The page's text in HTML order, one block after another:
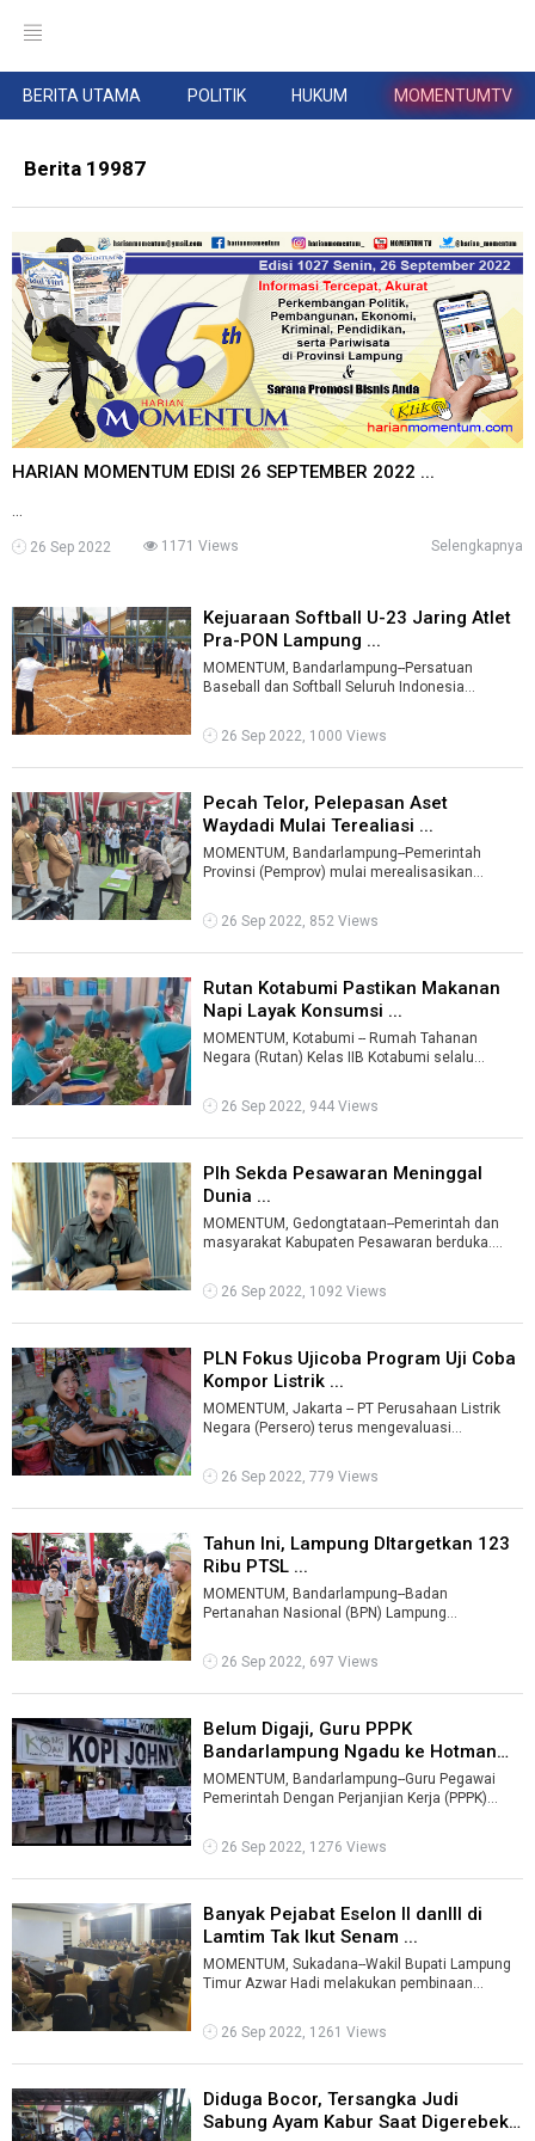
BERITA UTAMA POLITIK HUKUM MOMENTUMTV
Berita 19987
HARIAN MOMENTUM EDISI 26 SEPTEMBER 2022 ...
26 Sep 2022 1171 Views Selengkapnya
Kejuaraan Softball U-23 Jaring Atlet
Pra-PON Lampung ...
MOMENTUM, Bandarlampung--Persatuan
Baseball dan Softball Seluruh Indonesia
klu ...
26 Sep 2022, 1000 Views
Pecah Telor, Pelepasan Aset
Waydadi Mulai Terealiasi ...
MOMENTUM, Bandarlampung--Pemerintah
Provinsi (Pemprov) mulai merealisasikan
Bandarlampung.Untu ...
26 Sep 2022, 852 Views
Rutan Kotabumi Pastikan Makanan
Napi Layak Konsumsi ...
MOMENTUM, Kotabumi -- Rumah Tahanan
Negara (Rutan) Kelas IIB Kotabumi selalu
atau n ...
26 Sep 2022, 944 Views
Plh Sekda Pesawaran Meninggal
Dunia ...
MOMENTUM, Gedongtataan--Pemerintah dan
masyarakat Kabupaten Pesawaran berduka.
...
26 Sep 2022, 1092 Views
PLN Fokus Ujicoba Program Uji Coba
Kompor Listrik ...
MOMENTUM, Jakarta -- PT Perusahaan Listrik
Negara (Persero) terus mengevaluasi
26 Sep 2022, 779 Views
Tahun Ini, Lampung DItargetkan 123
Ribu PTSL ...
MOMENTUM, Bandarlampung--Badan
Pertanahan Nasional (BPN) Lampung
tanah yang disert ...
26 Sep 2022, 697 Views
Belum Digaji, Guru PPPK
Bandarlampung Ngadu ke Hotman
Paris ...
MOMENTUM, Bandarlampung--Guru Pegawai
Pemerintah Dengan Perjanjian Kerja (PPPK)
Hotman Par ...
26 Sep 2022, 1276 Views
Banyak Pejabat Eselon II danIII di
Lamtim Tak Ikut Senam ...
MOMENTUM, Sukadana--Wakil Bupati Lampung
Timur Azwar Hadi melakukan pembinaan
...
26 Sep 2022, 1261 Views
Diduga Bocor, Tersangka Judi
Sabung Ayam Kabur Saat Digerebek